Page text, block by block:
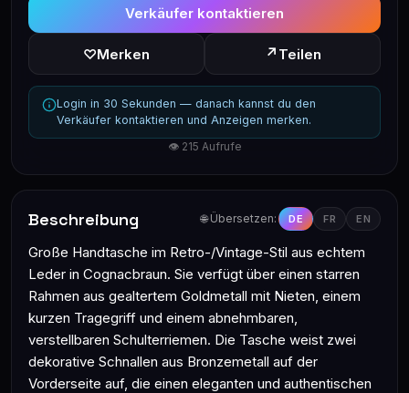
Verkäufer kontaktieren
♡Merken ↗ Teilen
Login in 30 Sekunden — danach kannst du den
Verkäufer kontaktieren und Anzeigen merken.
👁 215 Aufrufe
Beschreibung 🌐 Übersetzen: DE FR EN
Große Handtasche im Retro-/Vintage-Stil aus echtem
Leder in Cognacbraun. Sie verfügt über einen starren
Rahmen aus gealtertem Goldmetall mit Nieten, einem
kurzen Tragegriff und einem abnehmbaren,
verstellbaren Schulterriemen. Die Tasche weist zwei
dekorative Schnallen aus Bronzemetall auf der
Vorderseite auf, die einen eleganten und authentischen